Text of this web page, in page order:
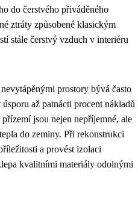
do čerstvého přiváděného
ztráty způsobené klasickým
stále čerstvý vzduch v interiéru
prostory bývá často
až patnácti procent nákladů
jsou nejen nepříjemné, ale
do zeminy. Při rekonstrukci
a provést izolaci
kvalitními materiály odolnými